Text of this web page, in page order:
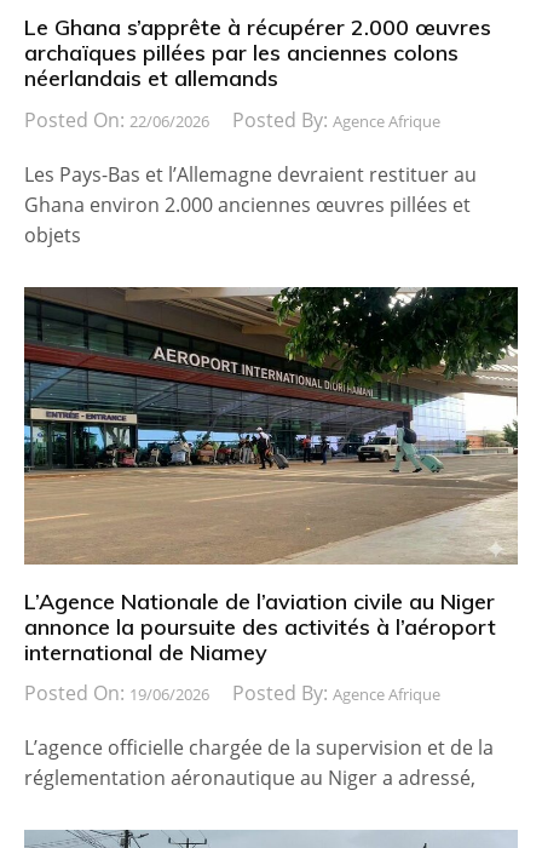
Le Ghana s’apprête à récupérer 2.000 œuvres
archaïques pillées par les anciennes colons
néerlandais et allemands
Posted On: 22/06/2026 Posted By: Agence Afrique
Les Pays-Bas et l’Allemagne devraient restituer au
Ghana environ 2.000 anciennes œuvres pillées et
objets
L’Agence Nationale de l’aviation civile au Niger
annonce la poursuite des activités à l’aéroport
international de Niamey
Posted On: 19/06/2026 Posted By: Agence Afrique
L’agence officielle chargée de la supervision et de la
réglementation aéronautique au Niger a adressé,